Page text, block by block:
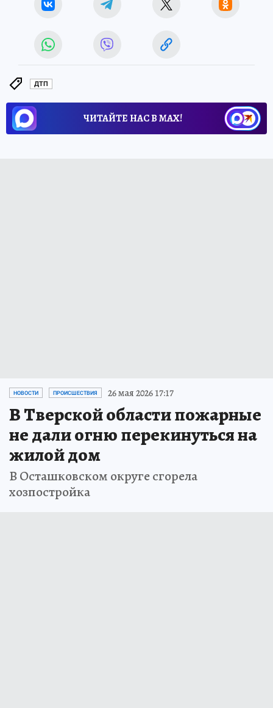
ДТП
ЧИТАЙТЕ НАС В МАХ!
НОВОСТИ ПРОИСШЕСТВИЯ 26 мая 2026 17:17
В Тверской области пожарные
не дали огню перекинуться на
жилой дом
В Осташковском округе сгорела
хозпостройка